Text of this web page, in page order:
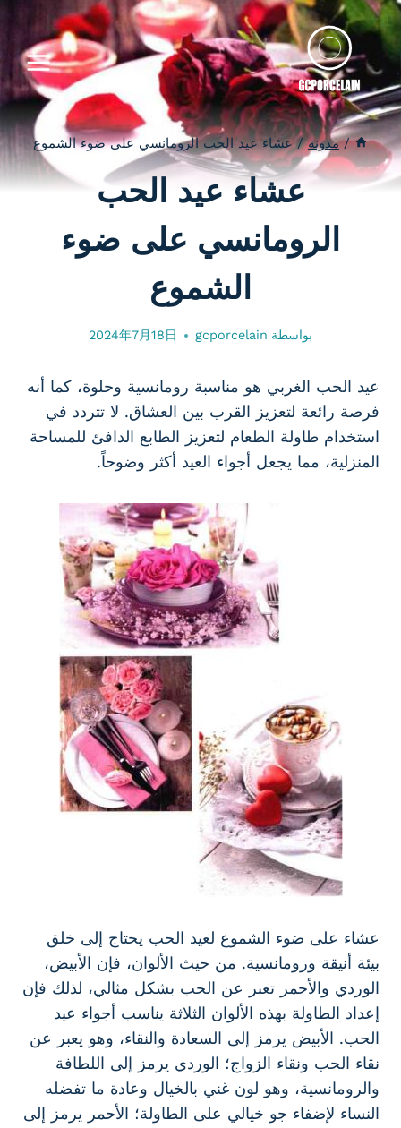
التجاوز
إلى
المحتوى
/ مدونة / عشاء عيد الحب الرومانسي على ضوء الشموع
عشاء عيد الحب
الرومانسي على ضوء
الشموع
بواسطة gcporcelain
2024年7月18日
عيد الحب الغربي هو مناسبة رومانسية وحلوة، كما أنه
فرصة رائعة لتعزيز القرب بين العشاق. لا تتردد في
استخدام طاولة الطعام لتعزيز الطابع الدافئ للمساحة
المنزلية، مما يجعل أجواء العيد أكثر وضوحاً.
عشاء على ضوء الشموع لعيد الحب يحتاج إلى خلق
بيئة أنيقة ورومانسية. من حيث الألوان، فإن الأبيض،
الوردي والأحمر تعبر عن الحب بشكل مثالي، لذلك فإن
إعداد الطاولة بهذه الألوان الثلاثة يناسب أجواء عيد
الحب. الأبيض يرمز إلى السعادة والنقاء، وهو يعبر عن
نقاء الحب ونقاء الزواج؛ الوردي يرمز إلى اللطافة
والرومانسية، وهو لون غني بالخيال وعادة ما تفضله
النساء لإضفاء جو خيالي على الطاولة؛ الأحمر يرمز إلى